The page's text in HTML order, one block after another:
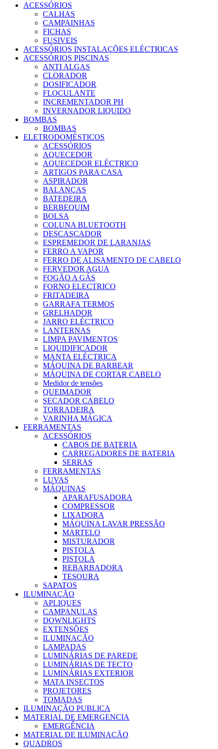
ACESSÓRIOS
CALHAS
CAMPAINHAS
FICHAS
FUSIVEIS
ACESSÓRIOS INSTALAÇÕES ELÉCTRICAS
ACESSÓRIOS PISCINAS
ANTI ALGAS
CLORADOR
DOSIFICADOR
FLOCULANTE
INCREMENTADOR PH
INVERNADOR LIQUIDO
BOMBAS
BOMBAS
ELETRODOMÉSTICOS
ACESSÓRIOS
AQUECEDOR
AQUECEDOR ELÉCTRICO
ARTIGOS PARA CASA
ASPIRADOR
BALANÇAS
BATEDEIRA
BERBEQUIM
BOLSA
COLUNA BLUETOOTH
DESCASCADOR
ESPREMEDOR DE LARANJAS
FERRO A VAPOR
FERRO DE ALISAMENTO DE CABELO
FERVEDOR AGUA
FOGÃO A GÁS
FORNO ELECTRICO
FRITADEIRA
GARRAFA TERMOS
GRELHADOR
JARRO ELÉCTRICO
LANTERNAS
LIMPA PAVIMENTOS
LIQUIDIFICADOR
MANTA ELÉCTRICA
MÁQUINA DE BARBEAR
MÁQUINA DE CORTAR CABELO
Medidor de tensões
QUEIMADOR
SECADOR CABELO
TORRADEIRA
VARINHA MÁGICA
FERRAMENTAS
ACESSÓRIOS
CABOS DE BATERIA
CARREGADORES DE BATERIA
SERRAS
FERRAMENTAS
LUVAS
MÁQUINAS
APARAFUSADORA
COMPRESSOR
LIXADORA
MÁQUINA LAVAR PRESSÃO
MARTELO
MISTURADOR
PISTOLA
PISTOLA
REBARBADORA
TESOURA
SAPATOS
ILUMINAÇÃO
APLIQUES
CAMPANULAS
DOWNLIGHTS
EXTENSÕES
ILUMINAÇÃO
LAMPADAS
LUMINÁRIAS DE PAREDE
LUMINÁRIAS DE TECTO
LUMINÁRIAS EXTERIOR
MATA INSECTOS
PROJETORES
TOMADAS
ILUMINAÇÃO PUBLICA
MATERIAL DE EMERGENCIA
EMERGÊNCIA
MATERIAL DE ILUMINAÇÃO
QUADROS